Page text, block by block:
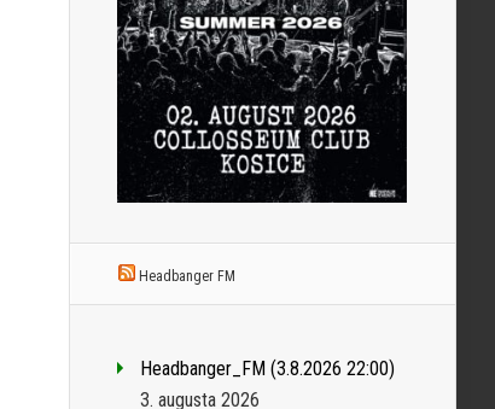
Headbanger FM
Headbanger_FM (3.8.2026 22:00)
3. augusta 2026